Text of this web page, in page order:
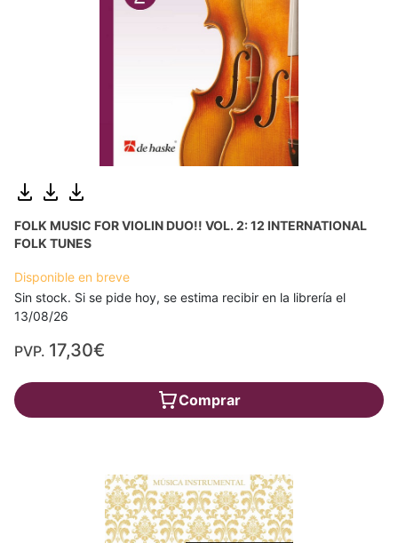
FOLK MUSIC FOR VIOLIN DUO!! VOL. 2: 12 INTERNATIONAL
FOLK TUNES
Disponible en breve
Sin stock. Si se pide hoy, se estima recibir en la librería el
13/08/26
PVP. 17,30€
Comprar